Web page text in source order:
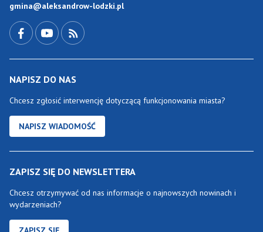
gmina@aleksandrow-lodzki.pl
NAPISZ DO NAS
Chcesz zgłosić interwencję dotyczącą funkcjonowania miasta?
NAPISZ WIADOMOŚĆ
ZAPISZ SIĘ DO NEWSLETTERA
Chcesz otrzymywać od nas informacje o najnowszych nowinach i
wydarzeniach?